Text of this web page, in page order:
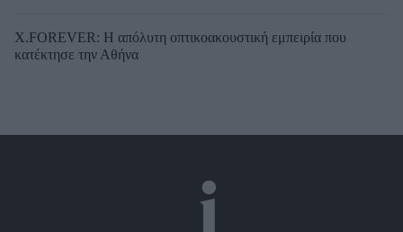
X.FOREVER: Η απόλυτη οπτικοακουστική εμπειρία που
κατέκτησε την Αθήνα